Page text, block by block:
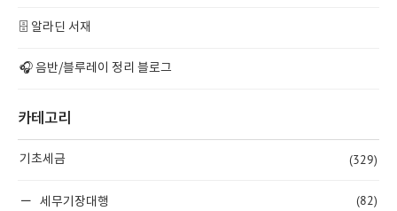
🗄️ 알라딘 서재
🎧 음반/블루레이 정리 블로그
카테고리
기초세금 (329)
세무기장대행 (82)